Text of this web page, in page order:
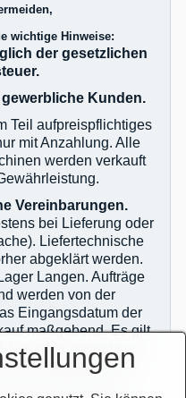
wichtige Hinweise:
der gesetzlichen
Kunden.
Teil aufpreispflichtiges
mit Anzahlung. Alle
werden verkauft
Vereinbarungen.
bei Lieferung oder
Liefertechnische
abgeklärt werden.
Langen. Aufträge
werden von der
Eingangsdatum der
maßgebend. Es gilt
erst nach
Im Übrigen gelten